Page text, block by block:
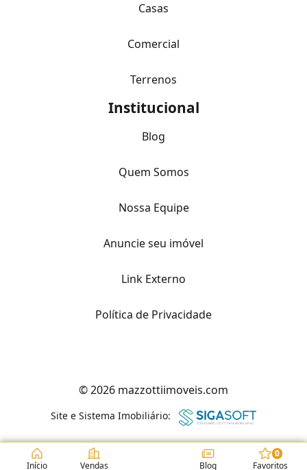
Casas
Comercial
Terrenos
Institucional
Blog
Quem Somos
Nossa Equipe
Anuncie seu imóvel
Link Externo
Política de Privacidade
© 2026 mazzottiimoveis.com
Site e Sistema Imobiliário:
Início Vendas Blog
0
Favoritos